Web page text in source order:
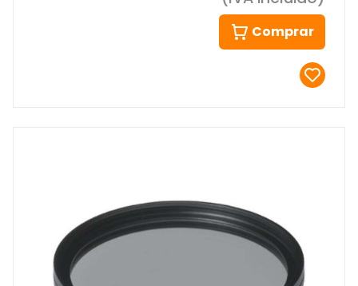
Comprar